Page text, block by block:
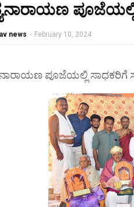
news - February 10, 2024
ಪೂಜೆಯಲ್ಲಿ ಸಾಧಕರಿಗೆ